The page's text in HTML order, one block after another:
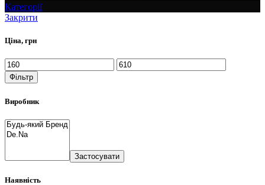
Категорії
Закрити
Ціна, грн
Фільтр
Виробник
Застосувати
Наявність